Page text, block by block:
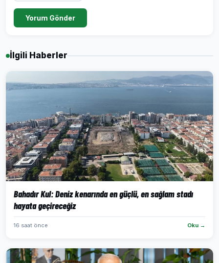
Yorum Gönder
İlgili Haberler
Bahadır Kul: Deniz kenarında en güçlü, en sağlam stadı
hayata geçireceğiz
16 saat önce Oku →